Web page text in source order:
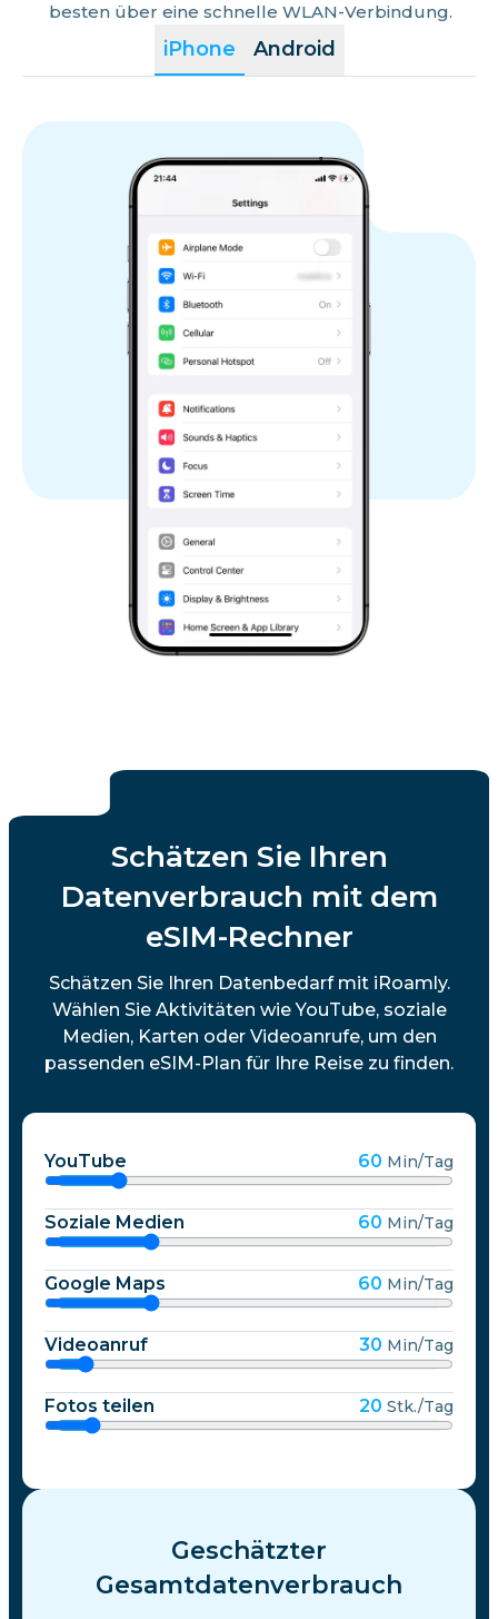
iPhone Android
besten über eine schnelle WLAN-Verbindung.
Schätzen Sie Ihren
Datenverbrauch mit dem
eSIM-Rechner
Schätzen Sie Ihren Datenbedarf mit iRoamly.
Wählen Sie Aktivitäten wie YouTube, soziale
Medien, Karten oder Videoanrufe, um den
passenden eSIM-Plan für Ihre Reise zu finden.
YouTube 60 Min/Tag
Soziale Medien 60 Min/Tag
Google Maps 60 Min/Tag
Videoanruf 30 Min/Tag
Fotos teilen 20 Stk./Tag
Geschätzter
Gesamtdatenverbrauch